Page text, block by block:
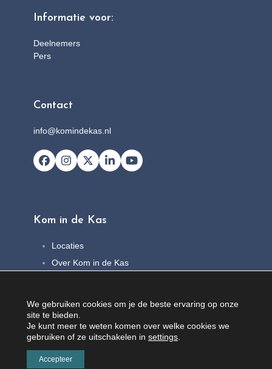
Informatie voor:
Deelnemers
Pers
Contact
info@komindekas.nl
Facebook
Instagram
X LinkedInYouTube
Kom in de Kas
Locaties
Over Kom in de Kas
Contact
We gebruiken cookies om je de beste ervaring op onze
site te bieden.
Je kunt meer te weten komen over welke cookies we
gebruiken of ze uitschakelen in settings
Accepteer